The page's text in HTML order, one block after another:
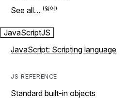
See all…
JavaScriptJS
JavaScript: Scripting language
JS REFERENCE
Standard built-in objects